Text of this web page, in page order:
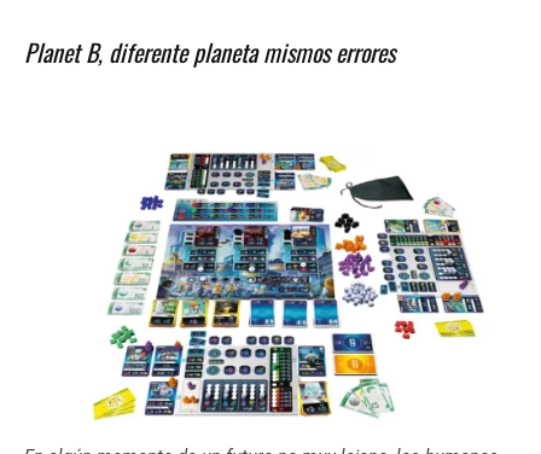
Planet B, diferente planeta mismos errores